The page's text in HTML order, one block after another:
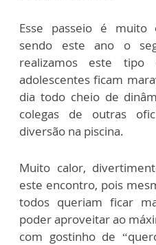
Esse passeio é muito
sendo este ano o
realizamos este
adolescentes ficam
dia todo cheio de
colegas de outras
diversão na piscina.
Muito calor,
este encontro, pois
todos queriam ficar
poder aproveitar ao
com gostinho de